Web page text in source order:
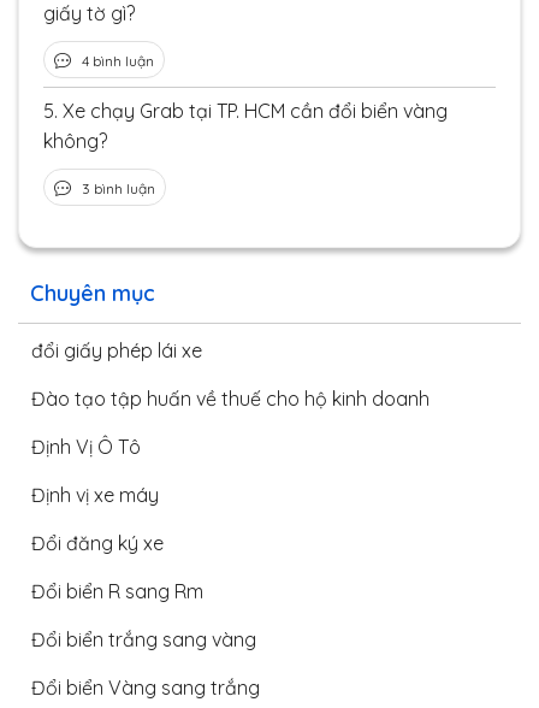
Chuyên mục
đổi giấy phép lái xe
Đào tạo tập huấn về thuế cho hộ kinh doanh
Định Vị Ô Tô
Định vị xe máy
Đổi đăng ký xe
Đổi biển R sang Rm
Đổi biển trắng sang vàng
Đổi biển Vàng sang trắng
giấy tờ gì?
4 bình luận
5. Xe chạy Grab tại TP. HCM cần đổi biển vàng
không?
3 bình luận